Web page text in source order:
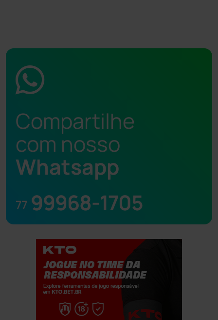
Compartilhe
com nosso
Whatsapp
77 99968-1705